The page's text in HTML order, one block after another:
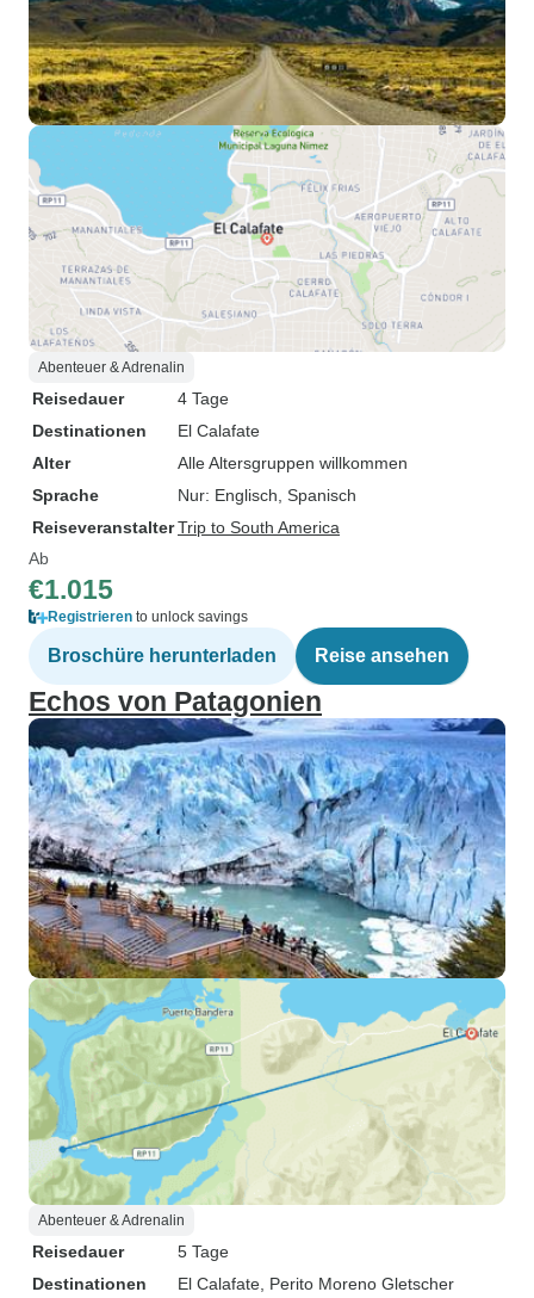
Abenteuer & Adrenalin
Reisedauer
4 Tage
Destinationen
El Calafate
Alter
Alle Altersgruppen willkommen
Sprache
Nur: Englisch, Spanisch
ReiseveranstalterTrip to South America
Ab
€1.015
Registrieren to unlock savings
Broschüre herunterladen Reise ansehen
Echos von Patagonien
Abenteuer & Adrenalin
Reisedauer
5 Tage
Destinationen
El Calafate , Perito Moreno Gletscher